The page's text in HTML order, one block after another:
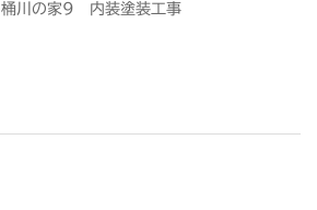
桶川の家9 内装塗装工事